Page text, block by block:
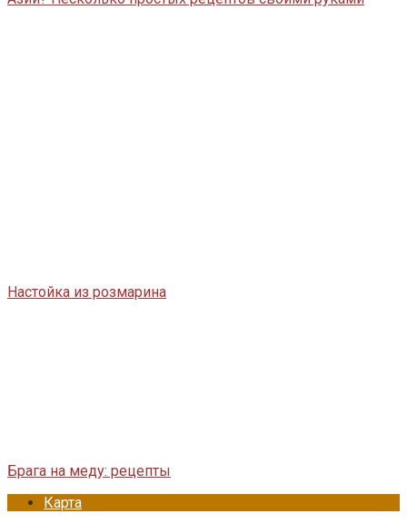
Настойка из розмарина
Брага на меду: рецепты
Карта